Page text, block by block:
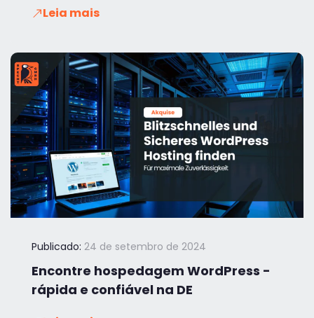
Leia mais
Publicado: 24 de setembro de 2024
Encontre hospedagem WordPress -
rápida e confiável na DE